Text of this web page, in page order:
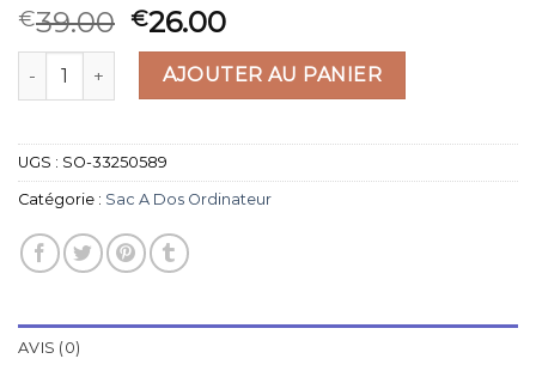
€39.00 €26.00
quantité de sac a dos ordinateur
AJOUTER AU PANIER
UGS : SO-33250589
Catégorie : Sac A Dos Ordinateur
AVIS (0)